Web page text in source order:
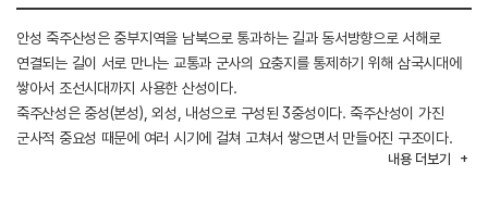
안성 죽주산성은 중부지역을 남북으로 통과하는 길과 동서방향으로 서해로
연결되는 길이 서로 만나는 교통과 군사의 요충지를 통제하기 위해 삼국시대에
쌓아서 조선시대까지 사용한 산성이다.
죽주산성은 중성(본성), 외성, 내성으로 구성된 3중성이다. 죽주산성이 가진
군사적 중요성 때문에 여러 시기에 걸쳐 고쳐서 쌓으면서 만들어진 구조이다.
죽주산성에서 가장 이른 시기에 쌓은 중성은 그 높이가 6~10m에 달하며, 성벽
내용 더보기